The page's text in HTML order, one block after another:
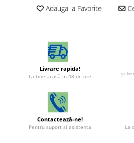
Adauga la Favorite
Livrare rapida!
La tine acasă in 48 de ore
şi
Contactează-ne!
Pentru suport si asistenta La